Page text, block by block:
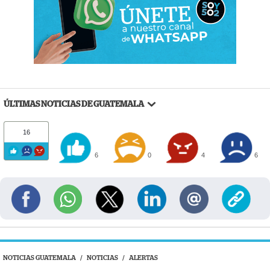
ÚLTIMAS NOTICIAS DE GUATEMALA
16
6 0 4 6
NOTICIAS GUATEMALA / NOTICIAS / ALERTAS